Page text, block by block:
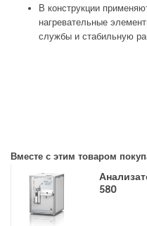
В конструкции
нагревательные
службы и стабильную
Вместе с этим товаром
580